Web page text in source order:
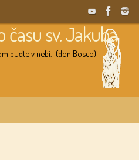
času sv. Jakuba
buďte v nebi." (don Bosco)